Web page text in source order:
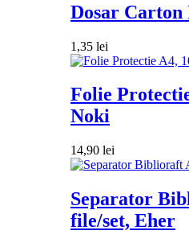
Dosar Carton
1,35 lei
Folie
Noki
14,90 lei
Separator
file/set, Eher